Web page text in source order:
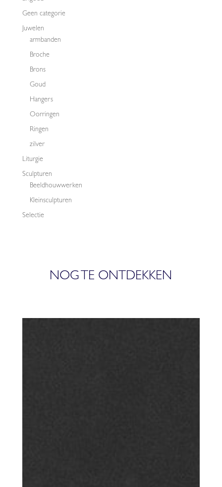
Geen categorie
Juwelen
armbanden
Broche
Brons
Goud
Hangers
Oorringen
Ringen
zilver
Liturgie
Sculpturen
Beeldhouwwerken
Kleinsculpturen
Selectie
NOG TE ONTDEKKEN